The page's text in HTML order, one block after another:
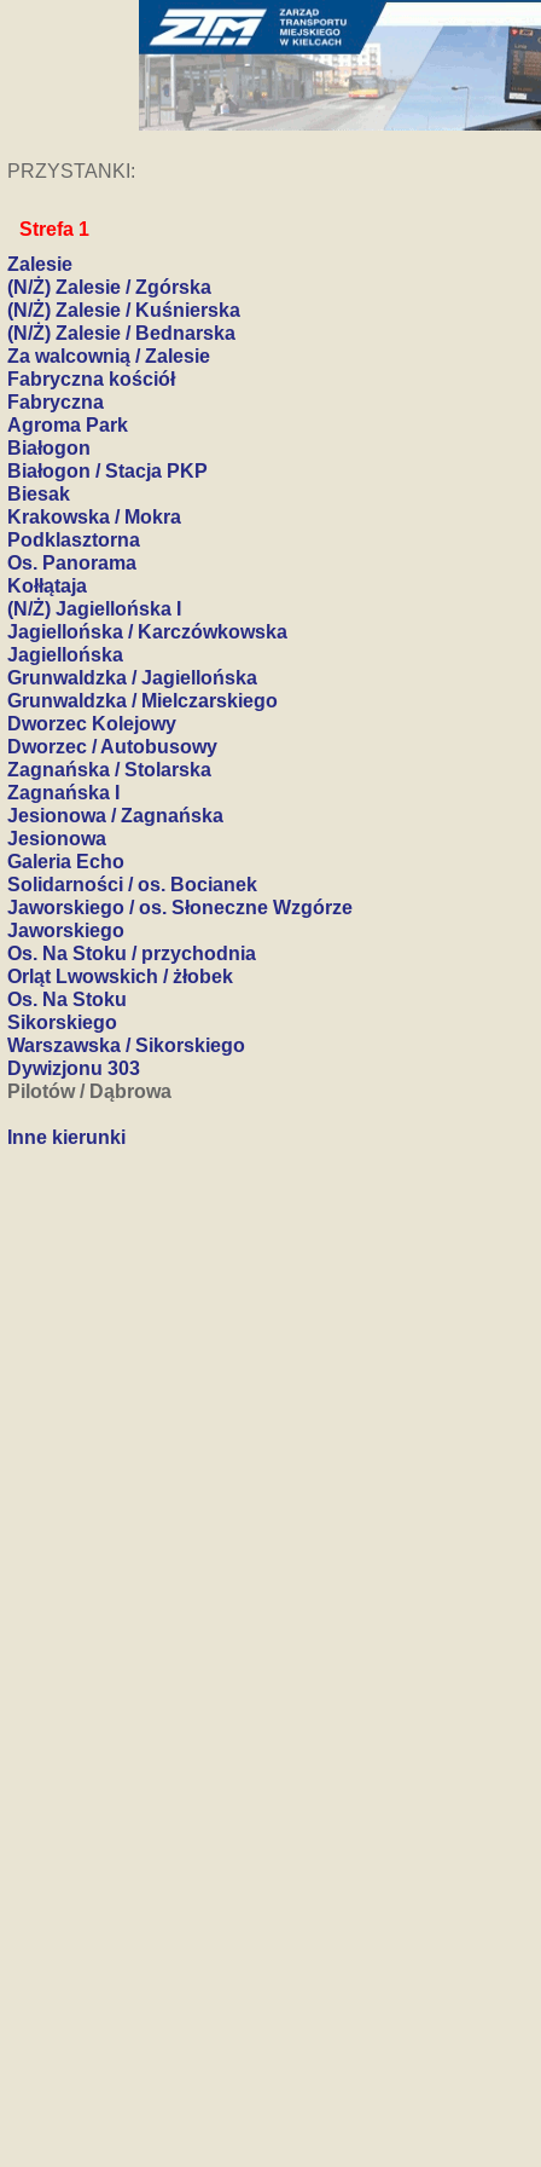
PRZYSTANKI:
Strefa 1
Zalesie
(N/Ż) Zalesie / Zgórska
(N/Ż) Zalesie / Kuśnierska
(N/Ż) Zalesie / Bednarska
Za walcownią / Zalesie
Fabryczna kościół
Fabryczna
Agroma Park
Białogon
Białogon / Stacja PKP
Biesak
Krakowska / Mokra
Podklasztorna
Os. Panorama
Kołłątaja
(N/Ż) Jagiellońska I
Jagiellońska / Karczówkowska
Jagiellońska
Grunwaldzka / Jagiellońska
Grunwaldzka / Mielczarskiego
Dworzec Kolejowy
Dworzec / Autobusowy
Zagnańska / Stolarska
Zagnańska I
Jesionowa / Zagnańska
Jesionowa
Galeria Echo
Solidarności / os. Bocianek
Jaworskiego / os. Słoneczne Wzgórze
Jaworskiego
Os. Na Stoku / przychodnia
Orląt Lwowskich / żłobek
Os. Na Stoku
Sikorskiego
Warszawska / Sikorskiego
Dywizjonu 303
Pilotów / Dąbrowa
Inne kierunki